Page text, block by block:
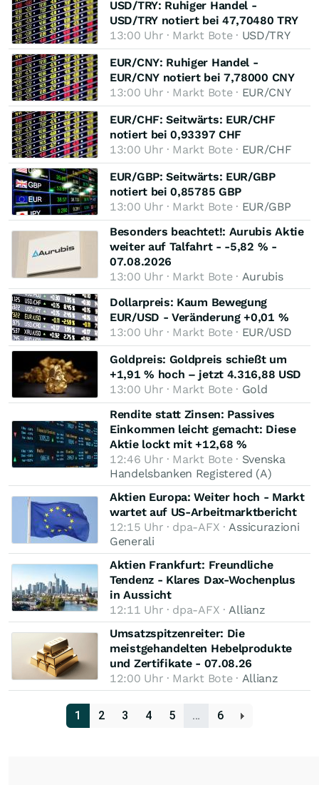
USD/TRY: Ruhiger Handel -
USD/TRY notiert bei 47,70480 TRY
13:00 Uhr · Markt Bote · USD/TRY
EUR/CNY: Ruhiger Handel -
EUR/CNY notiert bei 7,78000 CNY
13:00 Uhr · Markt Bote · EUR/CNY
EUR/CHF: Seitwärts: EUR/CHF
notiert bei 0,93397 CHF
13:00 Uhr · Markt Bote · EUR/CHF
EUR/GBP: Seitwärts: EUR/GBP
notiert bei 0,85785 GBP
13:00 Uhr · Markt Bote · EUR/GBP
Besonders beachtet!: Aurubis Aktie
weiter auf Talfahrt - -5,82 % -
07.08.2026
13:00 Uhr · Markt Bote · Aurubis
Dollarpreis: Kaum Bewegung
EUR/USD - Veränderung +0,01 %
13:00 Uhr · Markt Bote · EUR/USD
Goldpreis: Goldpreis schießt um
+1,91 % hoch – jetzt 4.316,88 USD
13:00 Uhr · Markt Bote · Gold
Rendite statt Zinsen: Passives
Einkommen leicht gemacht: Diese
Aktie lockt mit +12,68 %
12:46 Uhr · Markt Bote · Svenska
Handelsbanken Registered (A)
Aktien Europa: Weiter hoch - Markt
wartet auf US-Arbeitmarktbericht
12:15 Uhr · dpa-AFX ·Assicurazioni
Generali
Aktien Frankfurt: Freundliche
Tendenz - Klares Dax-Wochenplus
in Aussicht
12:11 Uhr · dpa-AFX ·Allianz
Umsatzspitzenreiter: Die
meistgehandelten Hebelprodukte
und Zertifikate - 07.08.26
12:00 Uhr · Markt Bote · Allianz
1 2 3 4 5 … 6